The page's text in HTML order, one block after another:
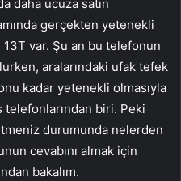
daha ucuza satın
gerçekten yetenekli
var. Şu an bu telefonun
aralarındaki ufak tefek
kadar yetenekli olmasıyla
biri. Peki
durumunda nelerden
cevabını almak için
bakalım.